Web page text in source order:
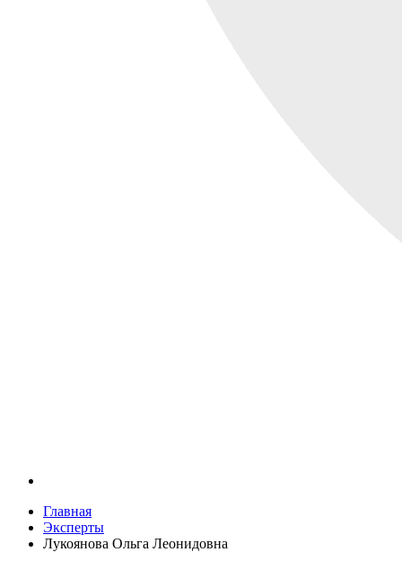
Главная
Эксперты
Лукоянова Ольга Леонидовна